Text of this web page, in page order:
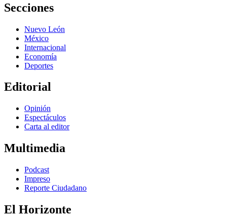
Secciones
Nuevo León
México
Internacional
Economía
Deportes
Editorial
Opinión
Espectáculos
Carta al editor
Multimedia
Podcast
Impreso
Reporte Ciudadano
El Horizonte